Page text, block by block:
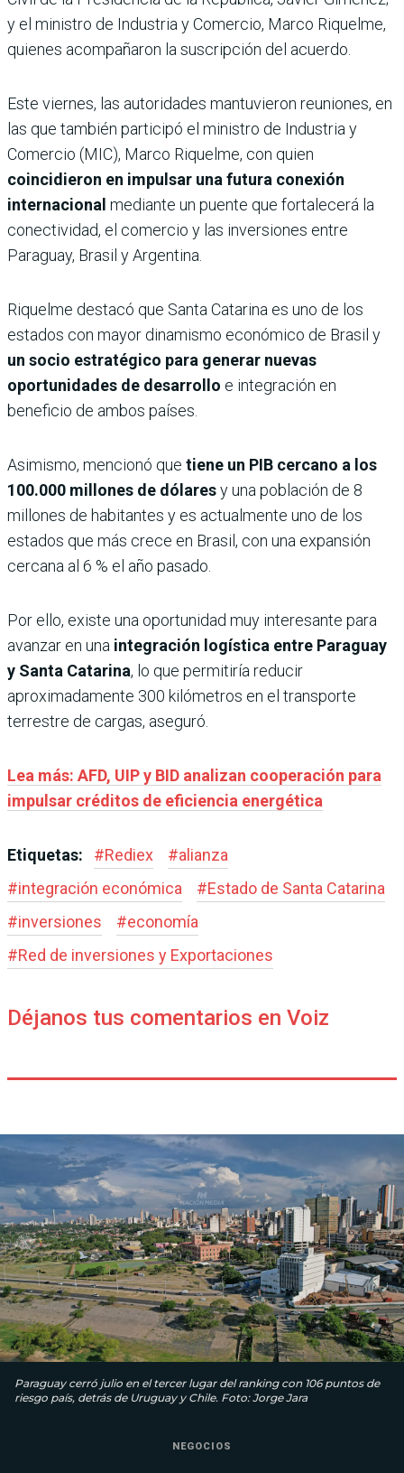
y el ministro de Industria y Comercio, Marco Riquelme,
quienes acompañaron la suscripción del acuerdo.
Este viernes, las autoridades mantuvieron reuniones, en
las que también participó el ministro de Industria y
Comercio (MIC), Marco Riquelme, con quien
coincidieron en impulsar una futura conexión
internacional mediante un puente que fortalecerá la
conectividad, el comercio y las inversiones entre
Paraguay, Brasil y Argentina.
Riquelme destacó que Santa Catarina es uno de los
estados con mayor dinamismo económico de Brasil y
un socio estratégico para generar nuevas
oportunidades de desarrollo e integración en
beneficio de ambos países.
Asimismo, mencionó que tiene un PIB cercano a los
100.000 millones de dólaresy una población de 8
millones de habitantes y es actualmente uno de los
estados que más crece en Brasil, con una expansión
cercana al 6 % el año pasado.
Por ello, existe una oportunidad muy interesante para
avanzar en una integración logística entre Paraguay
y Santa Catarina, lo que permitiría reducir
aproximadamente 300 kilómetros en el transporte
terrestre de cargas, aseguró.
Lea más: AFD, UIP y BID analizan cooperación para
impulsar créditos de eficiencia energética
Etiquetas: #Rediex #alianza
#integración económica #Estado de Santa Catarina
#inversiones #economía
#Red de inversiones y Exportaciones
Déjanos tus comentarios en Voiz
Paraguay cerró julio en el tercer lugar del ranking con 106 puntos de
riesgo país, detrás de Uruguay y Chile. Foto: Jorge Jara
NEGOCIOS